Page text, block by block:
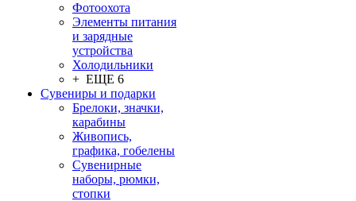
Фотоохота
Элементы питания
и зарядные
устройства
Холодильники
+ ЕЩЕ 6
Сувениры и подарки
Брелоки, значки,
карабины
Живопись,
графика, гобелены
Сувенирные
наборы, рюмки,
стопки